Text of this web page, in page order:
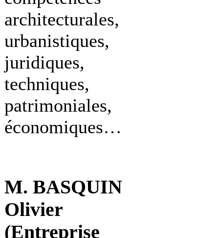
architecturales,
urbanistiques,
juridiques,
techniques,
patrimoniales,
économiques…
M. BASQUIN
Olivier
(Entreprise